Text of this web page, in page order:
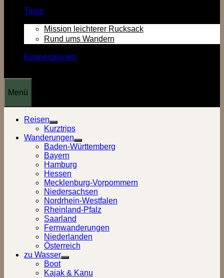
Tipps
Mission leichterer Rucksack
Rund ums Wandern
Kooperationen
Menü
Reisen
Show
sub
menu
Kurztrips
Wanderungen
Show
sub
Baden-Württemberg
Bayern
Hamburg
Hessen
Mecklenburg-Vorpommern
Niedersachsen
Nordrhein-Westfalen
Rheinland-Pfalz
Saarland
Fernwanderungen
Niederlanden
Österreich
zu Wasser
Show
sub
Boot
Kajak & Kanu